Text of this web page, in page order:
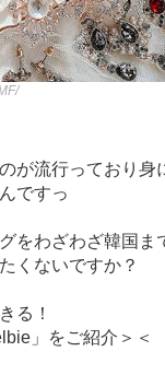
が流行っており身
ですっ
をわざわざ韓国ま
くないですか？
る！
」をご紹介＞＜